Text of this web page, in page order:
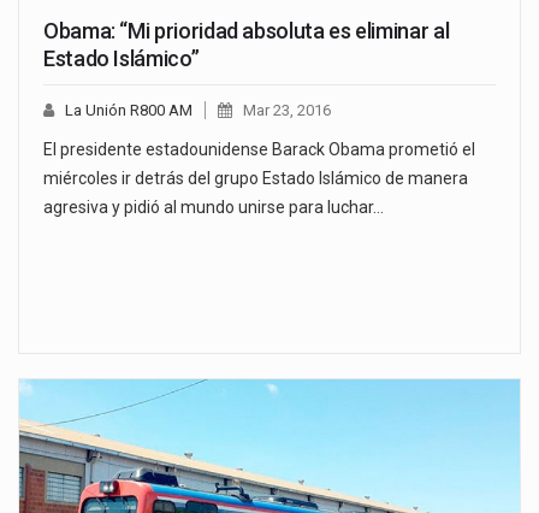
Obama: “Mi prioridad absoluta es eliminar al
Estado Islámico”
La Unión R800 AM Mar 23, 2016
El presidente estadounidense Barack Obama prometió el
miércoles ir detrás del grupo Estado Islámico de manera
agresiva y pidió al mundo unirse para luchar…